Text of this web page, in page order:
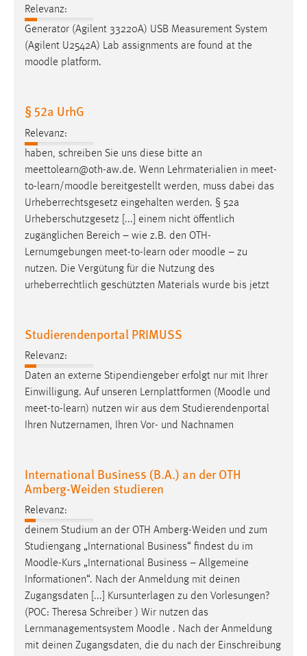
Relevanz:
Generator (Agilent 33220A) USB Measurement System
(Agilent U2542A) Lab assignments are found at the
moodle platform.
§ 52a UrhG
Relevanz:
haben, schreiben Sie uns diese bitte an
meettolearn@oth-aw.de. Wenn Lehrmaterialien in meet-
to-learn/moodle bereitgestellt werden, muss dabei das
Urheberrechtsgesetz eingehalten werden. § 52a
Urheberschutzgesetz [...] einem nicht öffentlich
zugänglichen Bereich – wie z.B. den OTH-
Lernumgebungen meet-to-learn oder moodle – zu
nutzen. Die Vergütung für die Nutzung des
urheberrechtlich geschützten Materials wurde bis jetzt
Studierendenportal PRIMUSS
Relevanz:
Daten an externe Stipendiengeber erfolgt nur mit Ihrer
Einwilligung. Auf unseren Lernplattformen (Moodle und
meet-to-learn) nutzen wir aus dem Studierendenportal
Ihren Nutzernamen, Ihren Vor- und Nachnamen
International Business (B.A.) an der OTH
Amberg-Weiden studieren
Relevanz:
deinem Studium an der OTH Amberg-Weiden und zum
Studiengang „International Business“ findest du im
Moodle-Kurs „International Business – Allgemeine
Informationen“. Nach der Anmeldung mit deinen
Zugangsdaten [...] Kursunterlagen zu den Vorlesungen?
(POC: Theresa Schreiber ) Wir nutzen das
Lernmanagementsystem Moodle . Nach der Anmeldung
mit deinen Zugangsdaten, die du nach der Einschreibung